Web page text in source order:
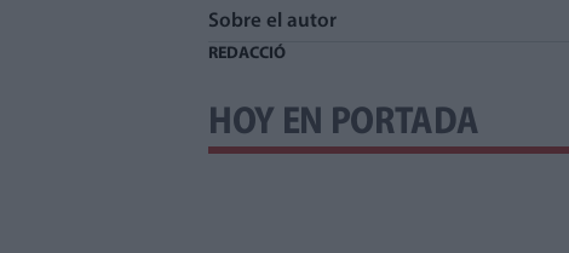
Sobre el autor
REDACCIÓ
HOY EN PORTADA